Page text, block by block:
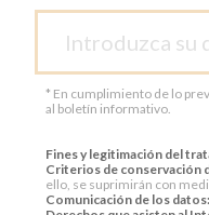
* En cumplimiento de lo
al boletín informativo.
Fines y legitimación del
Criterios de conservación
ello, se suprimirán con
Comunicación de los datos: